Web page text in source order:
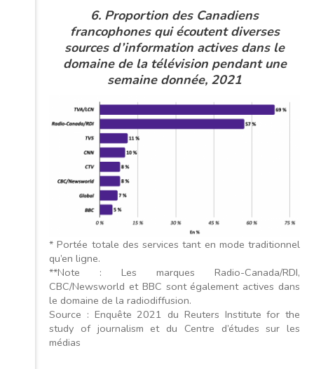
6. Proportion des Canadiens
francophones qui écoutent diverses
sources d’information actives dans le
domaine de la télévision pendant une
semaine donnée, 2021
* Portée totale des services tant en mode traditionnel
qu’en ligne.
**Note : Les marques Radio-Canada/RDI,
CBC/Newsworld et BBC sont également actives dans
le domaine de la radiodiffusion.
Source : Enquête 2021 du Reuters Institute for the
study of journalism et du Centre d’études sur les
médias